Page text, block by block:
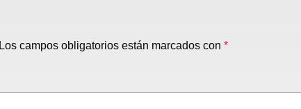
Los campos obligatorios están marcados con *